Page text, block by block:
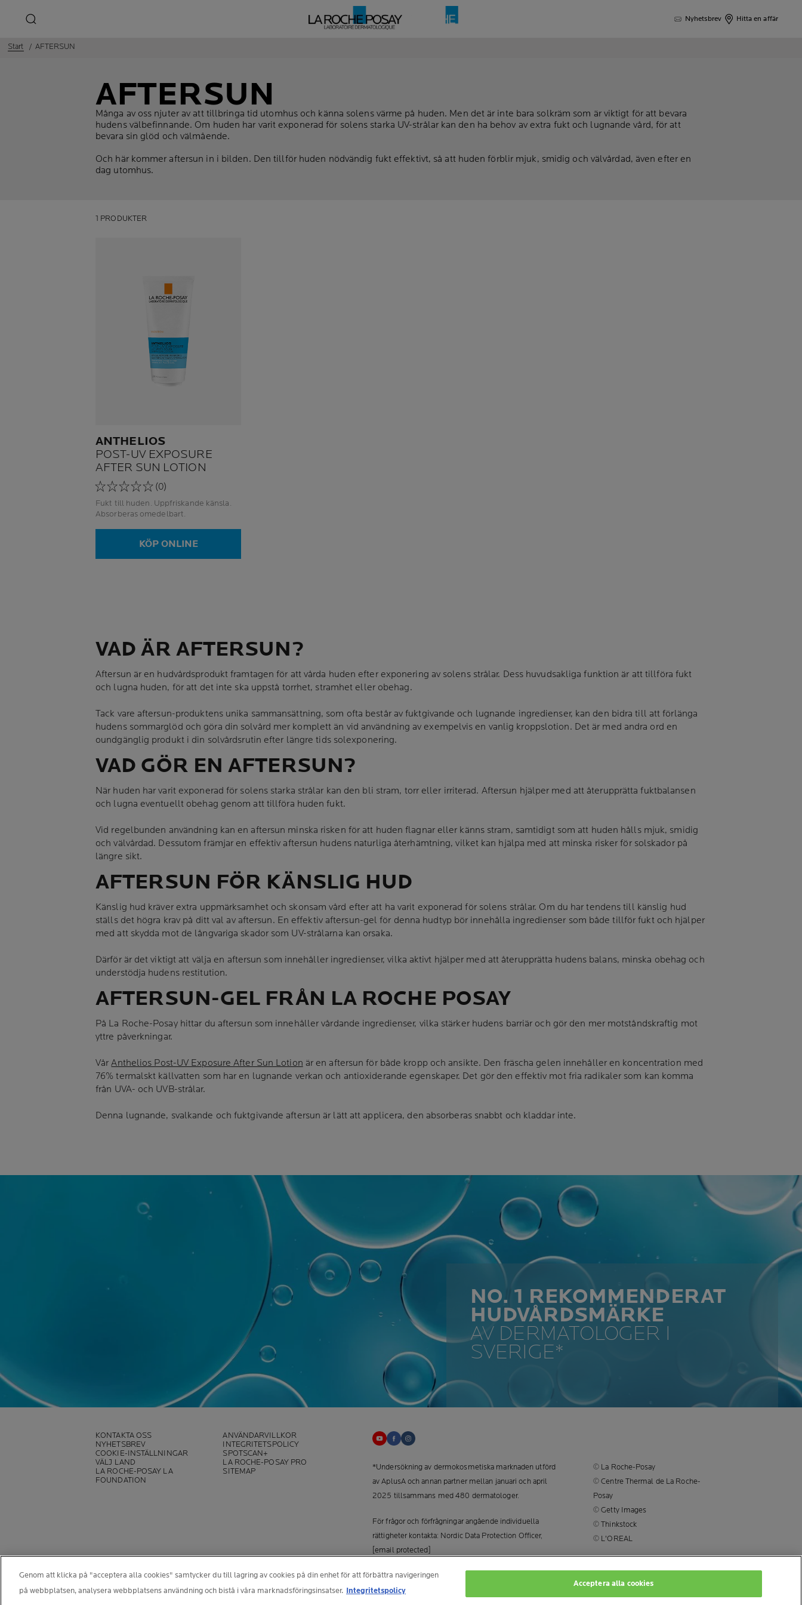
Nyhetsbrev Hitta en affär
Start AFTERSUN
AFTERSUN
Många av oss njuter av att tillbringa tid utomhus och känna solens värme på huden. Men det är inte bara solkräm som är viktigt för att bevara
hudens välbefinnande. Om huden har varit exponerad för solens starka UV-strålar kan den ha behov av extra fukt och lugnande vård, för att
bevara sin glöd och välmående.
Och här kommer aftersun in i bilden. Den tillför huden nödvändig fukt effektivt, så att huden förblir mjuk, smidig och välvårdad, även efter en
dag utomhus.
1 PRODUKTER
ANTHELIOS
POST-UV EXPOSURE
AFTER SUN LOTION
(0)
Fukt till huden. Uppfriskande känsla.
Absorberas omedelbart.
KÖP ONLINE
VAD ÄR AFTERSUN?
Aftersun är en hudvårdsprodukt framtagen för att vårda huden efter exponering av solens strålar. Dess huvudsakliga funktion är att tillföra fukt
och lugna huden, för att det inte ska uppstå torrhet, stramhet eller obehag.
Tack vare aftersun-produktens unika sammansättning, som ofta består av fuktgivande och lugnande ingredienser, kan den bidra till att förlänga
hudens sommarglöd och göra din solvård mer komplett än vid användning av exempelvis en vanlig kroppslotion. Det är med andra ord en
oundgänglig produkt i din solvårdsrutin efter längre tids solexponering.
VAD GÖR EN AFTERSUN?
När huden har varit exponerad för solens starka strålar kan den bli stram, torr eller irriterad. Aftersun hjälper med att återupprätta fuktbalansen
och lugna eventuellt obehag genom att tillföra huden fukt.
Vid regelbunden användning kan en aftersun minska risken för att huden flagnar eller känns stram, samtidigt som att huden hålls mjuk, smidig
och välvårdad. Dessutom främjar en effektiv aftersun hudens naturliga återhämtning, vilket kan hjälpa med att minska risker för solskador på
längre sikt.
AFTERSUN FÖR KÄNSLIG HUD
Känslig hud kräver extra uppmärksamhet och skonsam vård efter att ha varit exponerad för solens strålar. Om du har tendens till känslig hud
ställs det högra krav på ditt val av aftersun. En effektiv aftersun-gel för denna hudtyp bör innehålla ingredienser som både tillför fukt och hjälper
med att skydda mot de långvariga skador som UV-strålarna kan orsaka.
Därför är det viktigt att välja en aftersun som innehåller ingredienser, vilka aktivt hjälper med att återupprätta hudens balans, minska obehag och
understödja hudens restitution.
AFTERSUN-GEL FRÅN LA ROCHE POSAY
På La Roche-Posay hittar du aftersun som innehåller vårdande ingredienser, vilka stärker hudens barriär och gör den mer motståndskraftig mot
yttre påverkningar.
VårAnthelios Post-UV Exposure After Sun Lotion är en aftersun för både kropp och ansikte. Den fräscha gelen innehåller en koncentration med
76% termalskt källvatten som har en lugnande verkan och antioxiderande egenskaper. Det gör den effektiv mot fria radikaler som kan komma
från UVA- och UVB-strålar.
Denna lugnande, svalkande och fuktgivande aftersun är lätt att applicera, den absorberas snabbt och kladdar inte.
NO. 1 REKOMMENDERAT
HUDVÅRDSMÄRKE
AV DERMATOLOGER I
SVERIGE*
KONTAKTA OSS
ANVÄNDARVILLKOR
NYHETSBREV
INTEGRITETSPOLICY
COOKIE-INSTÄLLNINGAR
SPOTSCAN+
VÄLJ LAND
LA ROCHE-POSAY PRO
LA ROCHE-POSAY LA
FOUNDATION
SITEMAP
*Undersökning av dermokosmetiska marknaden utförd
av AplusA och annan partner mellan januari och april
2025 tillsammans med 480 dermatologer.
För frågor och förfrågningar angående individuella
rättigheter kontakta: Nordic Data Protection Officer,
[email protected]
TILLVERKARINFORMATION
COSMETIQUE ACTIVE INTERNATIONAL
© La Roche-Posay
© Centre Thermal de La Roche-
Posay
© Getty Images
© Thinkstock
© L'OREAL
Genom att klicka på "acceptera alla cookies" samtycker du till lagring av cookies på din enhet för att förbättra navigeringen
på webbplatsen, analysera webbplatsens användning och bistå i våra marknadsföringsinsatser. Integritetspolicy
Acceptera alla cookies